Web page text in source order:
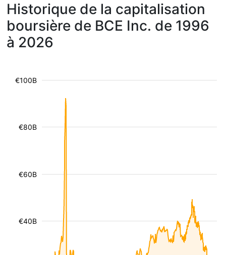
Historique de la capitalisation
boursière de BCE Inc. de 1996
à 2026
€40B
€60B
€80B
€100B